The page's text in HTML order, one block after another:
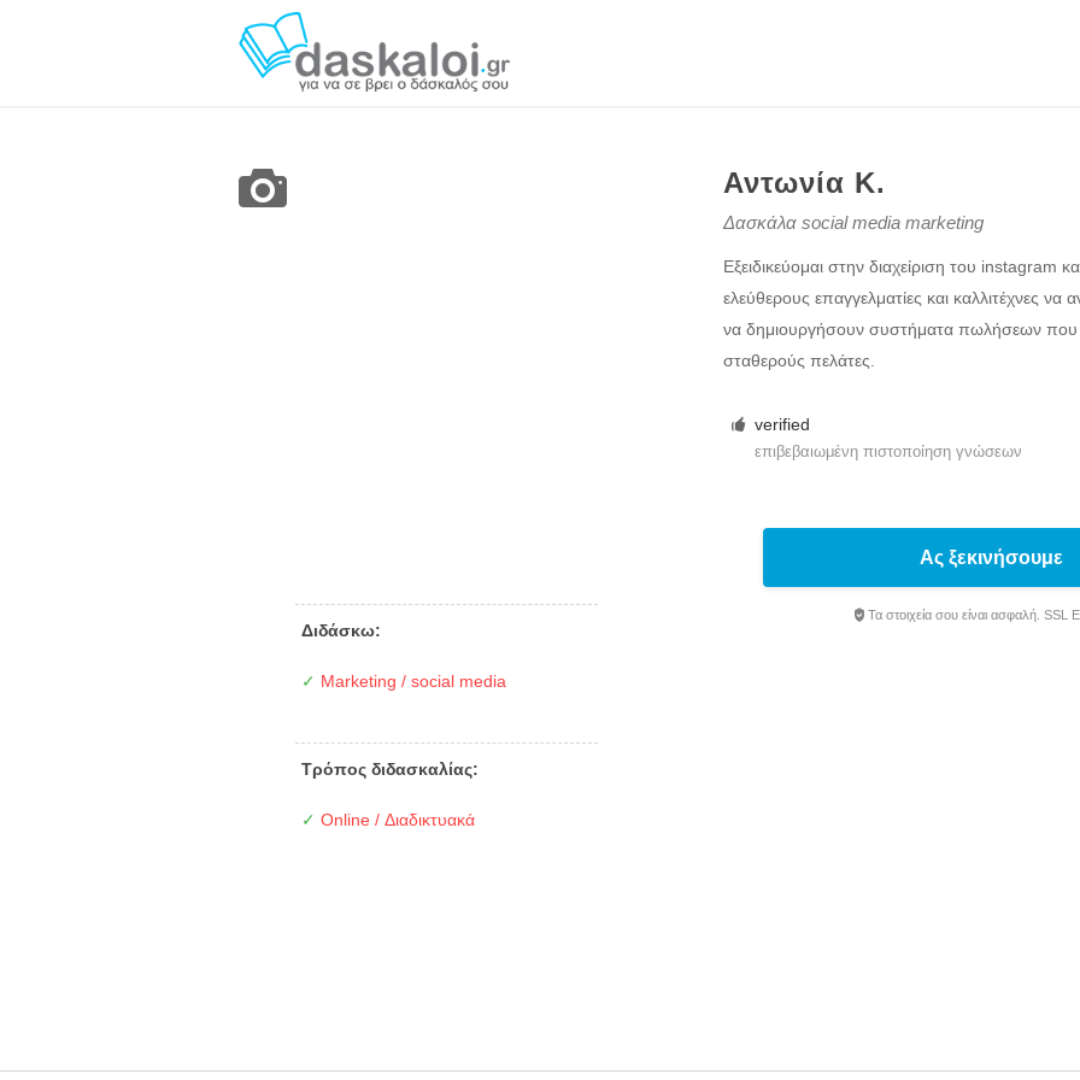
Αντωνία Κ.
Δασκάλα social media marketing
Εξειδικεύομαι στην διαχείριση του instagram
ελεύθερους επαγγελματίες και καλλιτέχνες
να δημιουργήσουν συστήματα πωλήσεων που
σταθερούς πελάτες.
verified
επιβεβαιωμένη πιστοποίηση γνώσεων
Διδάσκω:
✓ Marketing / social media
Τρόπος διδασκαλίας:
✓ Online / Διαδικτυακά
Ας ξεκινήσουμε
Τα στοιχεία σου είναι ασφαλή. SSL